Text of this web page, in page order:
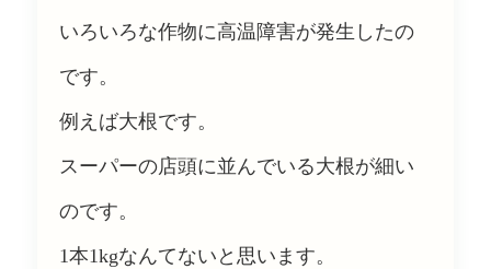
いろいろな作物に高温障害が発生したの
です。
例えば大根です。
スーパーの店頭に並んでいる大根が細い
のです。
1本1kgなんてないと思います。